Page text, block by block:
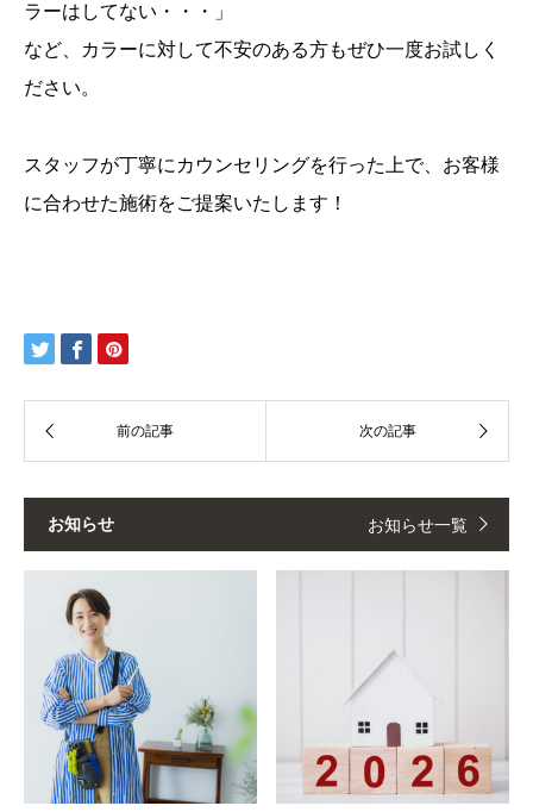
ラーはしてない・・・」
など、カラーに対して不安のある方もぜひ一度お試しく
ださい。
スタッフが丁寧にカウンセリングを行った上で、お客様
に合わせた施術をご提案いたします！
お知らせ お知らせ一覧